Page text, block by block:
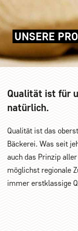
UNSERE
Qualität ist für
natürlich.
Qualität ist das
Bäckerei. Was seit
auch das Prinzip
möglichst regionale
immer erstklassige